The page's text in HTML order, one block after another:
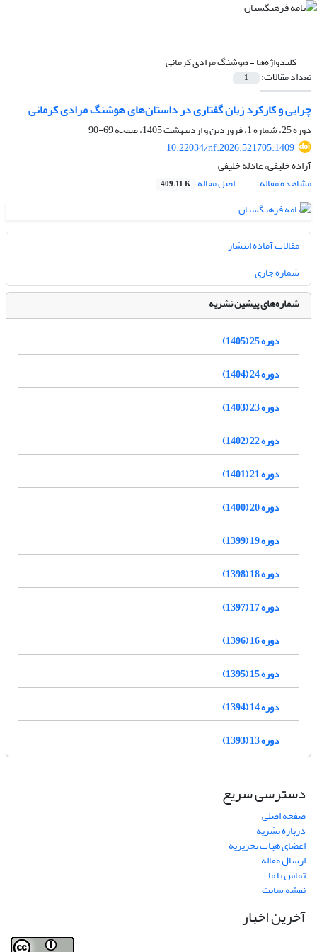
کلیدواژه‌ها =هوشنگ مرادی کرمانی
تعداد مقالات: 1
چرایی و کارکرد زبان گفتاری در داستان‌های هوشنگ مرادی کرمانی
دوره 25، شماره 1، فروردین و اردیبهشت 1405، صفحه
69-90
10.22034/nf.2026.521705.1409
آزاده خلیفی، عادله خلیفی
مشاهده مقاله
اصل مقاله 409.11 K
مقالات آماده انتشار
شماره جاری
شماره‌های پیشین نشریه
دوره 25 (1405)
دوره 24 (1404)
دوره 23 (1403)
دوره 22 (1402)
دوره 21 (1401)
دوره 20 (1400)
دوره 19 (1399)
دوره 18 (1398)
دوره 17 (1397)
دوره 16 (1396)
دوره 15 (1395)
دوره 14 (1394)
دوره 13 (1393)
دسترسی سریع
صفحه اصلی
درباره نشریه
اعضای هیات تحریریه
ارسال مقاله
تماس با ما
نقشه سایت
آخرین اخبار